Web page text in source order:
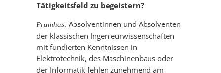
Tätigkeitsfeld zu begeistern?
Pramhas: Absolventinnen und Absolventen
der klassischen Ingenieurwissenschaften
mit fundierten Kenntnissen in
Elektrotechnik, des Maschinenbaus oder
der Informatik fehlen zunehmend am